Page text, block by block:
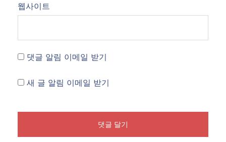
웹사이트
댓글 알림 이메일 받기
새 글 알림 이메일 받기